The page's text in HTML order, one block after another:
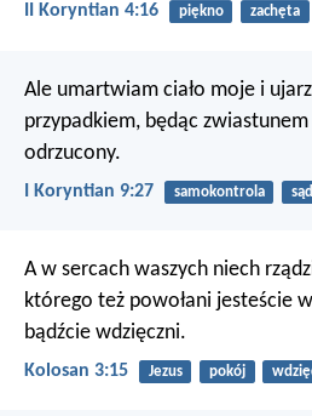
II Koryntian 4:16 piękno zachęta
Ale umartwiam ciało moje i
przypadkiem, będąc zwiastunem
odrzucony.
I Koryntian 9:27 samokontrola
A w sercach waszych niech
którego też powołani jesteście
bądźcie wdzięczni.
Kolosan 3:15 Jezus pokój